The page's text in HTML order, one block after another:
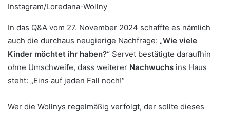
Instagram/Loredana-Wollny
In das Q&A vom 27. November 2024 schaffte es nämlich
auch die durchaus neugierige Nachfrage: „Wie viele
Kinder möchtet ihr haben?“ Servet bestätigte daraufhin
ohne Umschweife, dass weiterer Nachwuchs ins Haus
steht: „Eins auf jeden Fall noch!“
Wer die Wollnys regelmäßig verfolgt, der sollte dieses